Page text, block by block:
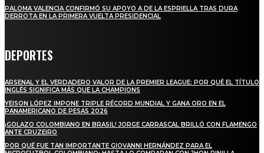
PALOMA VALENCIA CONFIRMÓ SU APOYO A DE LA ESPRIELLA TRAS DURA
DERROTA EN LA PRIMERA VUELTA PRESIDENCIAL
DEPORTES
ARSENAL Y EL VERDADERO VALOR DE LA PREMIER LEAGUE: POR QUÉ EL TÍTULO
INGLÉS SIGNIFICA MÁS QUE LA CHAMPIONS
YEISON LÓPEZ IMPONE TRIPLE RÉCORD MUNDIAL Y GANA ORO EN EL
PANAMERICANO DE PESAS 2026
¡GOLAZO COLOMBIANO EN BRASIL! JORGE CARRASCAL BRILLÓ CON FLAMENGO
ANTE CRUZEIRO
POR QUÉ FUE TAN IMPORTANTE GIOVANNI HERNÁNDEZ PARA EL